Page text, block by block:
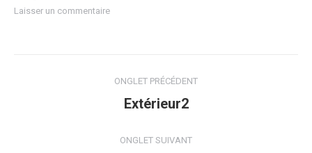
Laisser un commentaire
commentaire
ONGLET PRÉCÉDENT
Onglet
Extérieur2
ONGLET SUIVANT